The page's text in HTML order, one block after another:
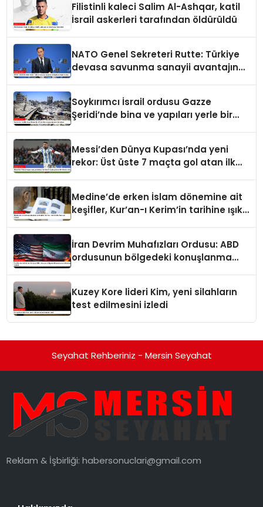
Filistinli kaleci Salim Al-Ashqar, katil
İsrail askerleri tarafından öldürüldü
NATO Genel Sekreteri Rutte: Türkiye
devasa savunma sanayii avantajına
Soykırımcı İsrail ordusu Gazze
Şeridi’nde bina ve yapıları yerle bir
Messi’den Dünya Kupası’nda yeni
rekor: Üst üste 7 maçta gol atan ilk
Medine’de erken İslam dönemine ait
keşifler, Kur’an-ı Kerim’in tarihine ışık
İran Devrim Muhafızları Ordusu: ABD
ordusunun bölgedeki konuşlanma
Kuzey Kore lideri Kim, yeni silahların
test edilmesini izledi
Seyahat Rehberiniz - Mersin Seyahat
Reklam & İşbirliği:habersonuclari@gmail.com